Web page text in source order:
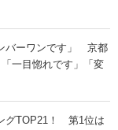
バーワンです」 京都
一目惚れです」「変
グTOP21！ 第1位は